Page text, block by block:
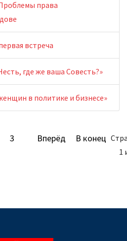
права
встреча
где же ваша Совесть?»
в политике и бизнесе»
3 Вперёд В конец
1